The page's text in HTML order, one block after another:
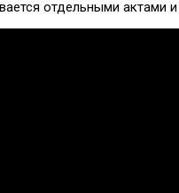
отдельными актами